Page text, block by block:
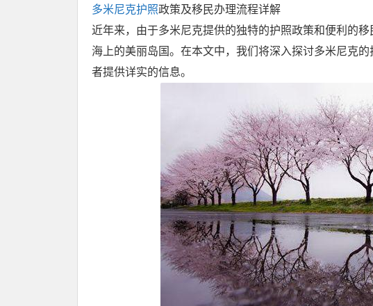
多米尼克护照政策及移民办理流程详解
近年来，由于多米尼克提供的独特的护照政策和便利的
海上的美丽岛国。在本文中，我们将深入探讨多米尼克
者提供详实的信息。